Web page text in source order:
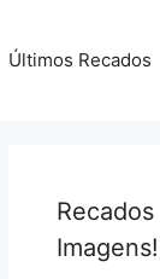
Últimos Recados